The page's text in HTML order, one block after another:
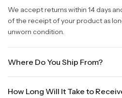
We accept returns within 14 days
of the receipt of your product as
unworn condition.
Where Do You Ship From?
How Long Will It Take to